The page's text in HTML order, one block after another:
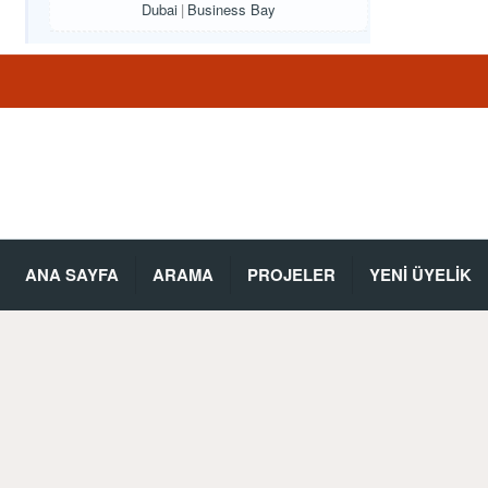
Dubai Business Bay
ANA SAYFA ARAMA PROJELER YENİ ÜYELİK